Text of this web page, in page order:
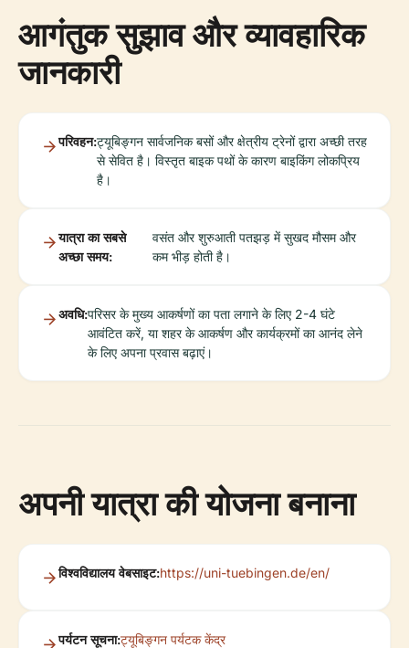
आगंतुक सुझाव और व्यावहारिक
जानकारी
परिवहन:ट्यूबिङ्गन सार्वजनिक बसों और क्षेत्रीय ट्रेनों द्वारा अच्छी तरह
से सेवित है। विस्तृत बाइक पथों के कारण बाइकिंग लोकप्रिय
है।
यात्रा का सबसे
अच्छा समय:
वसंत और शुरुआती पतझड़ में सुखद मौसम और
कम भीड़ होती है।
अवधि:परिसर के मुख्य आकर्षणों का पता लगाने के लिए 2-4 घंटे
आवंटित करें, या शहर के आकर्षण और कार्यक्रमों का आनंद लेने
के लिए अपना प्रवास बढ़ाएं।
अपनी यात्रा की योजना बनाना
विश्वविद्यालय वेबसाइट:https://uni-tuebingen.de/en/
पर्यटन सूचना:ट्यूबिङ्गन पर्यटक केंद्र